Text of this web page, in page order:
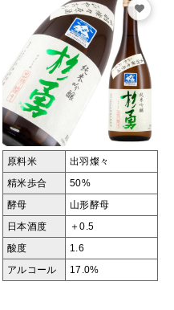
原料米 出羽燦々
精米歩合 50%
酵母 山形酵母
日本酒度 ＋0.5
酸度 1.6
アルコール 17.0%